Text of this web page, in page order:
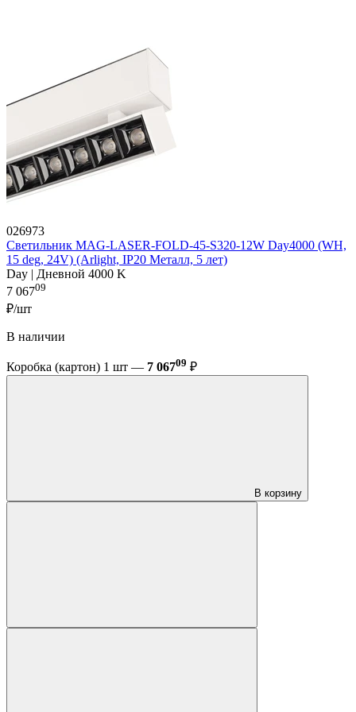
026973
Светильник MAG-LASER-FOLD-45-S320-12W Day4000 (WH,
15 deg, 24V) (Arlight, IP20 Металл, 5 лет)
Day | Дневной 4000 K
7 06709
₽/шт
В наличии
Коробка (картон) 1 шт — 7 06709 ₽
В корзину